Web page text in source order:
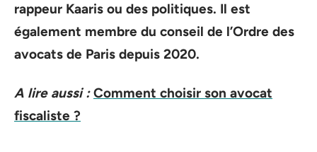
rappeur Kaaris ou des politiques. Il est
également membre du conseil de l’Ordre des
avocats de Paris depuis 2020.
A lire aussi : Comment choisir son avocat
fiscaliste ?